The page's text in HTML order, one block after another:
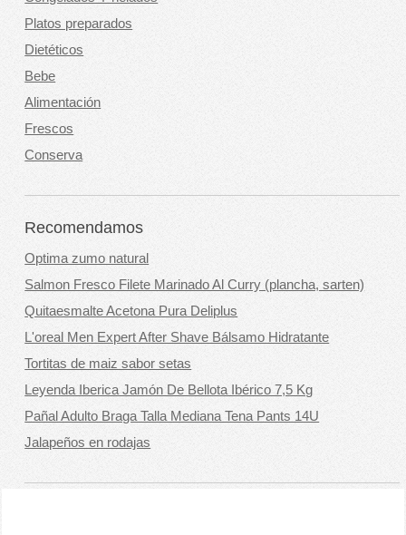
Platos preparados
Dietéticos
Bebe
Alimentación
Frescos
Conserva
Recomendamos
Optima zumo natural
Salmon Fresco Filete Marinado Al Curry (plancha, sarten)
Quitaesmalte Acetona Pura Deliplus
L'oreal Men Expert After Shave Bálsamo Hidratante
Tortitas de maiz sabor setas
Leyenda Iberica Jamón De Bellota Ibérico 7,5 Kg
Pañal Adulto Braga Talla Mediana Tena Pants 14U
Jalapeños en rodajas